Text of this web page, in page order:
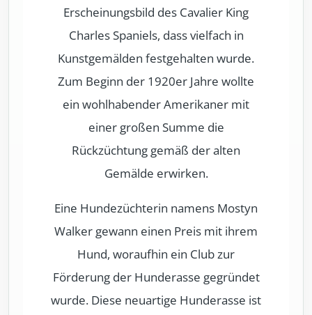
Erscheinungsbild des Cavalier King
Charles Spaniels, dass vielfach in
Kunstgemälden festgehalten wurde.
Zum Beginn der 1920er Jahre wollte
ein wohlhabender Amerikaner mit
einer großen Summe die
Rückzüchtung gemäß der alten
Gemälde erwirken.
Eine Hundezüchterin namens Mostyn
Walker gewann einen Preis mit ihrem
Hund, woraufhin ein Club zur
Förderung der Hunderasse gegründet
wurde. Diese neuartige Hunderasse ist